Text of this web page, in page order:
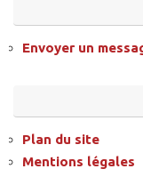
Envoyer un
Plan du site
Mentions légales